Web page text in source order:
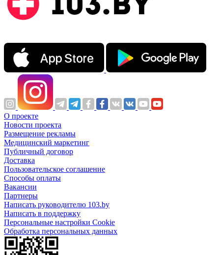
О проекте
Новости проекта
Размещение рекламы
Медицинский маркетинг
Публичный договор
Доставка
Пользовательское соглашение
Способы оплаты
Вакансии
Партнеры
Написать руководителю 103.by
Написать в поддержку
Персональные настройки Cookie
Обработка персональных данных